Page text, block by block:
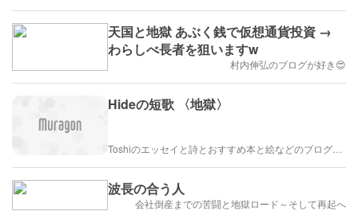
天国と地獄 あぶく銭で仮想通貨投資 →
わらしべ長者を狙いますw
村内伸弘のブログが好き😍
Hideの短歌 〈地獄〉
波長の合う人
会社倒産までの苦闘と地獄ロード～そして再起へ